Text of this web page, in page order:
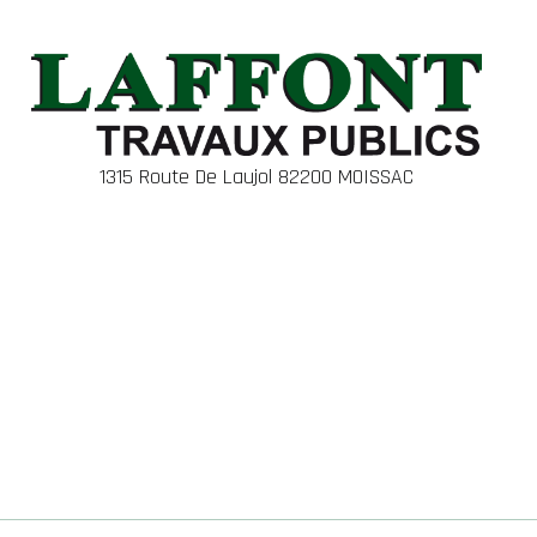
1315 Route De Laujol 82200 MOISSAC